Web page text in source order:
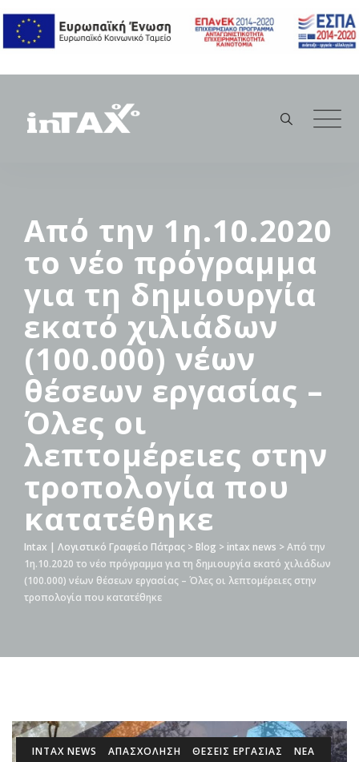
content
Από την 1η.10.2020
το νέο πρόγραμμα
για τη δημιουργία
εκατό χιλιάδων
(100.000) νέων
θέσεων εργασίας –
Όλες οι
λεπτομέρειες στην
τροπολογία που
κατατέθηκε
Intax | Λογιστικό Γραφείο Πάτρας > Blog > intax news >Από την
1η.10.2020 το νέο πρόγραμμα για τη δημιουργία εκατό χιλιάδων
(100.000) νέων θέσεων εργασίας – Όλες οι λεπτομέρειες στην
τροπολογία που κατατέθηκε
INTAX NEWS ΑΠΑΣΧΟΛΗΣΗ ΘΕΣΕΙΣ ΕΡΓΑΣΙΑΣ ΝΕΑ